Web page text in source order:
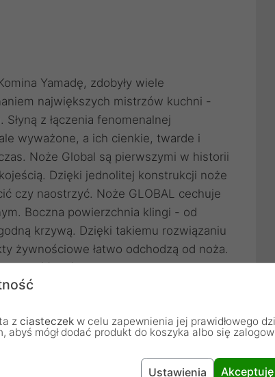
Yamadę, zdobyły wiele
największych mistrzów kuchni -
z łączenia fenomenalnej
wyważone, a ich cienkie, twarde i
Noże Global są pierwszymi w historii
Dzięki jednolitej konstrukcji noże
czy naostrzyć. Noże GLOBAL cechuje
Boczna powierzchnia klingi - od
krzywą. Dzięki takiemu rozwiązaniu
żywnościowe łatwo odchodzą od noża.
której powierzchnia pokryta jest
gwarantuje pewny uchwyt i
skóry.
z ciasteczek w celu zapewnienia jej prawidłowego
abyś mógł dodać produkt do koszyka albo się
Ustawienia